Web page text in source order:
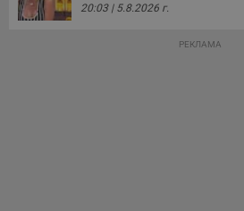
20:03 | 5.8.2026 г.
РЕКЛАМА